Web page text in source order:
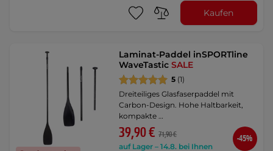
Kaufen
Laminat-Paddel inSPORTline
WaveTasticSALE
5 (1)
Dreiteiliges Glasfaserpaddel mit
Carbon-Design. Hohe Haltbarkeit,
kompakte …
39,90 € 71,90 €
auf Lager – 14.8. bei Ihnen
-45%